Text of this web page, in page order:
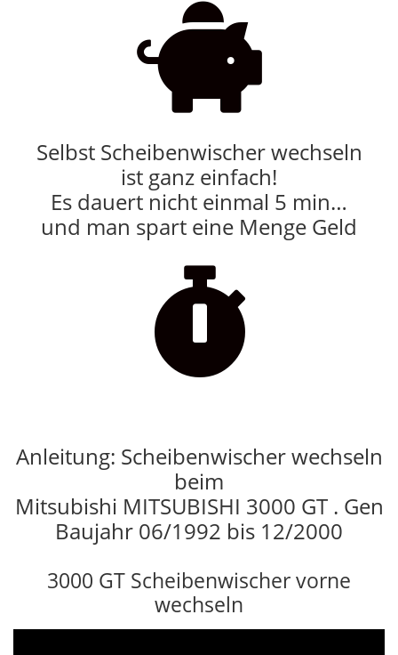

Selbst Scheibenwischer wechseln
ist ganz einfach!
Es dauert nicht einmal 5 min…
und man spart eine Menge Geld

Anleitung: Scheibenwischer wechseln
beim
Mitsubishi MITSUBISHI 3000 GT . Gen
Baujahr 06/1992 bis 12/2000
3000 GT Scheibenwischer vorne
wechseln